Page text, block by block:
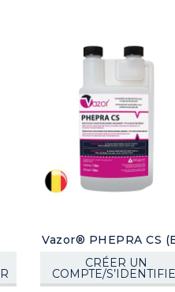
Vazor® PHEPRA CS
CRÉER UN
COMPTE/